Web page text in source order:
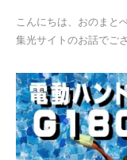
こんにちは、おのまと
集光サイトのお話でご